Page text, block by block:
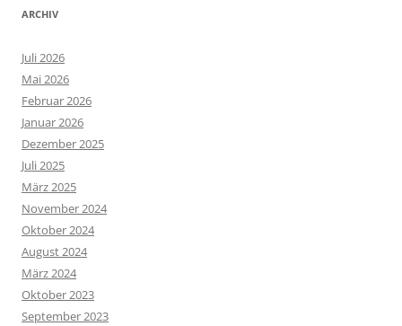
ARCHIV
Juli 2026
Mai 2026
Februar 2026
Januar 2026
Dezember 2025
Juli 2025
März 2025
November 2024
Oktober 2024
August 2024
März 2024
Oktober 2023
September 2023